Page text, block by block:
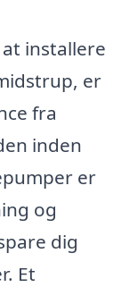
installere
er
fra
inden
er
og
dig
Et